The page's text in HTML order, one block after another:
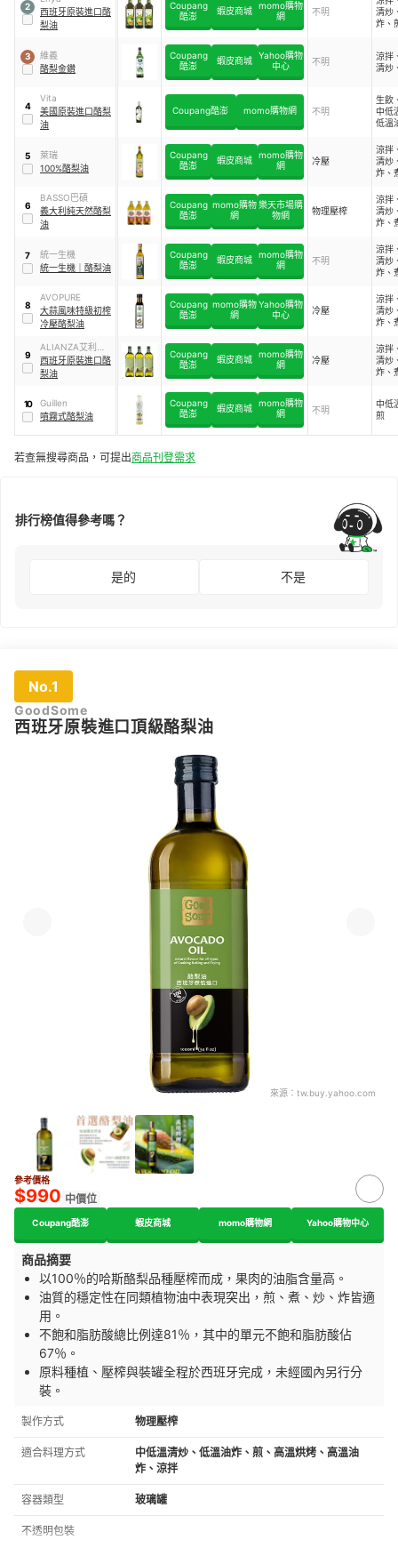
2
西班牙原裝進口酪
梨油
Coupang
酷澎
蝦皮商城 momo購物
網
不明
清炒
炸、
3
維義
酪梨金鑽
Coupang
酷澎
蝦皮商城 Yahoo購物
中心
不明
涼拌
清炒
4
Vita
美國原裝進口酪梨
油
Coupang酷澎 momo購物網 不明
生飲
中低
低溫
溫烘
油炸
5
萊瑞
100%酪梨油
Coupang
酷澎
蝦皮商城 momo購物
網
冷壓
涼拌
清炒
炸、
烤、
6
BASSO巴碩
義大利純天然酪梨
油
Coupang
酷澎
momo購物
網
樂天市場購
物網
物理壓榨
涼拌
清炒
炸、
烤、
7
統一生機
統一生機
酪梨油
Coupang
酷澎
蝦皮商城 momo購物
網
不明
涼拌
清炒
炸、
烤、
炸、
8
AVOPURE
大蒜風味特級初榨
冷壓酪梨油
Coupang
酷澎
momo購物
網
Yahoo購物
中心
冷壓
涼拌
清炒
炸、
烤、
9
ALIANZA艾利安
莎
西班牙原裝進口酪
梨油
Coupang
酷澎
蝦皮商城 momo購物
網
冷壓
涼拌
清炒
炸、
10
Guillen
噴霧式酪梨油
Coupang
酷澎
蝦皮商城 momo購物
網
不明
中低
煎
若查無搜尋商品，可提出商品刊登需求
排行榜值得參考嗎？
是的 不是
No.1
GoodSome
西班牙原裝進口頂級酪梨油
來源： tw.buy.yahoo.com
參考價格
$990 中價位
Coupang酷澎 蝦皮商城 momo購物網 Yahoo購物中心
商品摘要
以100％的哈斯酪梨品種壓榨而成，果肉的油脂含量高。
油質的穩定性在同類植物油中表現突出，煎、煮、炒、炸皆適
用。
不飽和脂肪酸總比例達81％，其中的單元不飽和脂肪酸佔
67％。
原料種植、壓榨與裝罐全程於西班牙完成，未經國內另行分
裝。
製作方式 物理壓榨
適合料理方式
中低溫清炒、低溫油炸、煎、高溫烘烤、高溫油
炸、涼拌
容器類型 玻璃罐
不透明包裝